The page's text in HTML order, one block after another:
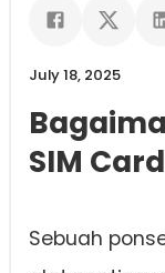
July 18, 2025
SIM
Sebuah